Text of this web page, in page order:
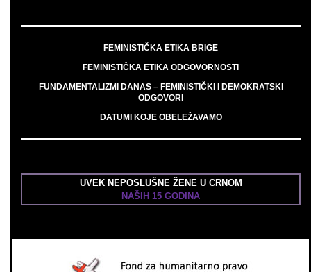
FEMINISTIČKA ETIKA BRIGE
FEMINISTIČKA ETIKA ODGOVORNOSTI
FUNDAMENTALIZMI DANAS – FEMINISTIČKI I DEMOKRATSKI
ODGOVORI
DATUMI KOJE OBELEŽAVAMO
UVEK NEPOSLUŠNE ŽENE U CRNOM
NAŠIH 15 GODINA